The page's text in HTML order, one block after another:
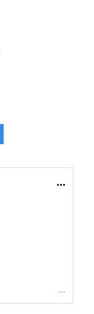
...
...